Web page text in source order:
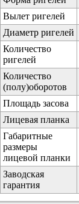
Вылет ригелей
Диаметр ригелей
Количество
ригелей
Количество
(полу)оборотов
Площадь засова
Лицевая планка
Габаритные
размеры
лицевой планки
Заводская
гарантия